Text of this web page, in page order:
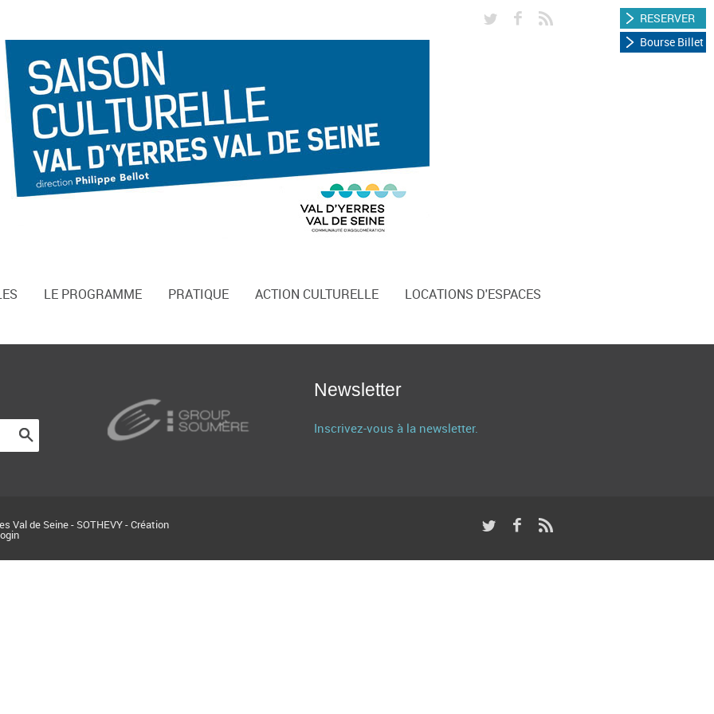
RESERVER
Bourse Billet
LE PROGRAMME PRATIQUE ACTION CULTURELLE LOCATIONS D'ESPACES
Newsletter
Inscrivez-vous à la newsletter.
Val de Seine - SOTHEVY - Création